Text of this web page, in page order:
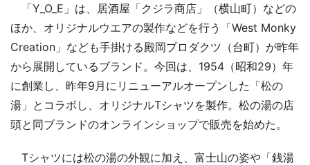
「Y_O_E」は、居酒屋「クジラ商店」（横山町）などの
ほか、オリジナルウエアの製作などを行う「West Monky
Creation」なども手掛ける殿岡プロダクツ（台町）が昨年
から展開しているブランド。今回は、1954（昭和29）年
に創業し、昨年9月にリニューアルオープンした「松の
湯」とコラボし、オリジナルTシャツを製作。松の湯の店
頭と同ブランドのオンラインショップで販売を始めた。
Tシャツには松の湯の外観に加え、富士山の姿や「銭湯